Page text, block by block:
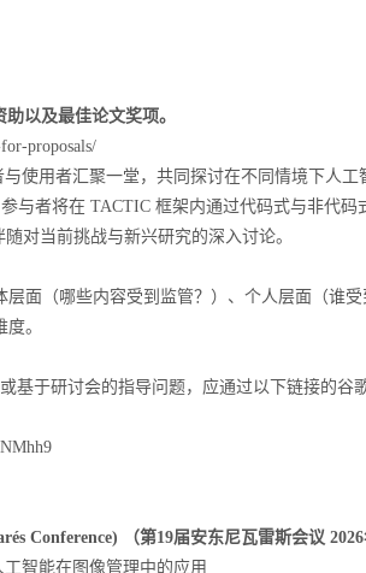
助以及最佳论文奖项。
proposals/
使用者汇聚一堂，共同探讨在不同情境下人
与者将在 TACTIC 框架内通过代码式与非代码
对当前挑战与新兴研究的深入讨论。
面（哪些内容受到监管？）、个人层面（谁
。
基于研讨会的指导问题，应通过以下链接的谷
Conference) （第19届安东尼瓦雷斯会议 2026
智能在图像管理中的应用